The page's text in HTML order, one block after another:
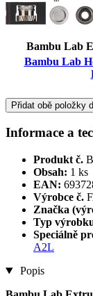
Bambu Lab
Bambu Lab
Přidat obě položky
Informace a
Produkt č.
Obsah: 1 ks
EAN:
Výrobce č.
Značka
Typ
Speciálně
A2L
Popis